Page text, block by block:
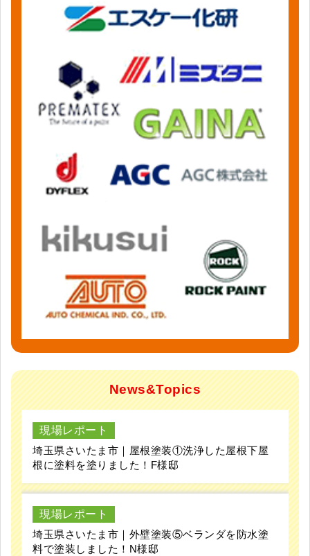
News&Topics
現場レポート
埼玉県さいたま市｜屋根塗装①洗浄した屋根下屋
根に塗料を塗りました！F様邸
現場レポート
埼玉県さいたま市｜外壁塗装⑤ベランダを防水塗
料で塗装しました！N様邸